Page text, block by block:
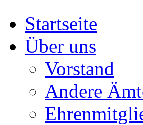
Startseite
Über uns
Vorstand
Andere